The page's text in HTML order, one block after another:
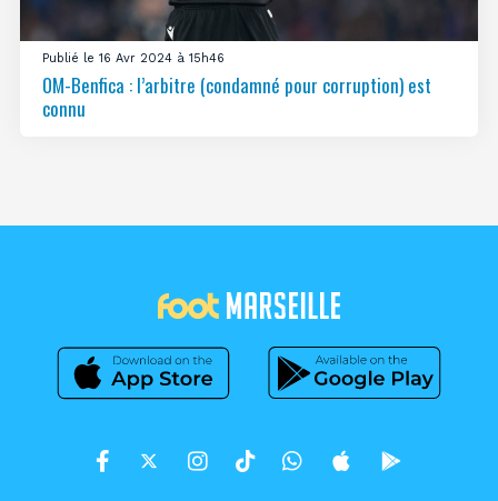
Publié le 16 Avr 2024 à 15h46
OM-Benfica : l’arbitre (condamné pour corruption) est
connu